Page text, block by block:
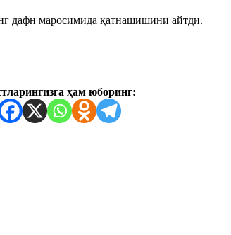
дафн маросимида қатнашишини айтди.
ҳам юборинг: